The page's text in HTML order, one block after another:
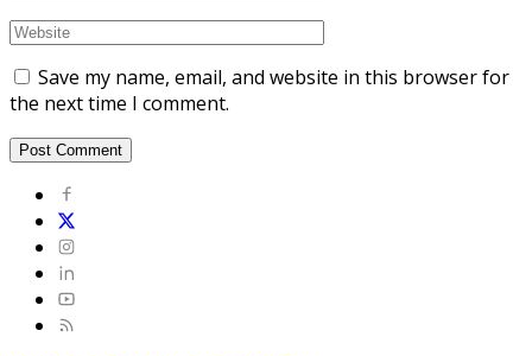
Save my name, email, and website in this browser for
the next time I comment.